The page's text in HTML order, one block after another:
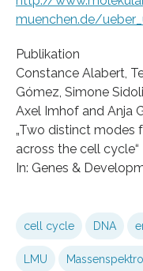
muenchen.de/
Publikation
Constance Alabert,
Gómez, Simone
Axel Imhof and Anja
„Two distinct modes
across the cell cycle“
In: Genes &
cell cycle DNA
LMU